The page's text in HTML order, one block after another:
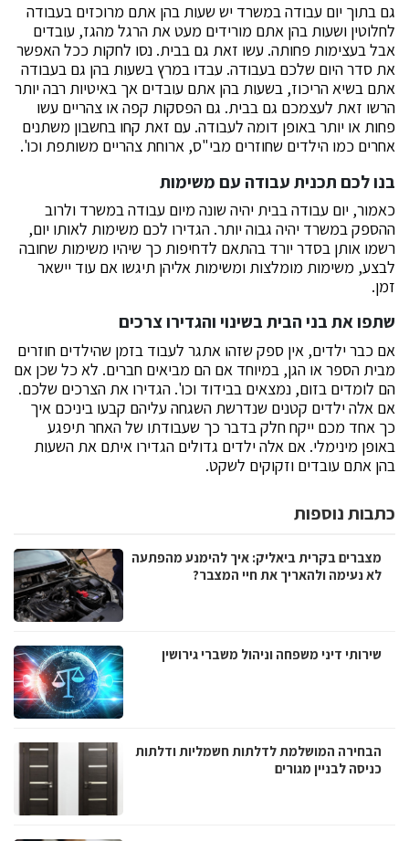
גם בתוך יום עבודה במשרד יש שעות בהן אתם מרוכזים בעבודה
לחלוטין ושעות בהן אתם מורידים מעט את הרגל מהגז, עובדים
אבל בעצימות פחותה. עשו זאת גם בבית. נסו לחקות ככל האפשר
את סדר היום שלכם בעבודה. עבדו במרץ בשעות בהן גם בעבודה
אתם בשיא הריכוז, בשעות בהן אתם עובדים אך באיטיות רבה יותר
הרשו זאת לעצמכם גם בבית. גם הפסקות קפה או צהריים עשו
פחות או יותר באופן דומה לעבודה. עם זאת קחו בחשבון משתנים
אחרים כמו הילדים שחוזרים מבי"ס, ארוחת צהריים משותפת וכו'.
בנו לכם תכנית עבודה עם משימות
כאמור, יום עבודה בבית יהיה שונה מיום עבודה במשרד ולרוב
ההספק במשרד יהיה גבוה יותר. הגדירו לכם משימות לאותו יום,
רשמו אותן בסדר יורד בהתאם לדחיפות כך שיהיו משימות שחובה
לבצע, משימות מומלצות ומשימות אליהן תיגשו אם עוד יישאר
זמן.
שתפו את בני הבית בשינוי והגדירו צרכים
אם כבר ילדים, אין ספק שזהו אתגר לעבוד בזמן שהילדים חוזרים
מבית הספר או הגן, במיוחד אם הם מביאים חברים. לא כל שכן אם
הם לומדים בזום, נמצאים בבידוד וכו'. הגדירו את הצרכים שלכם.
אם אלה ילדים קטנים שנדרשת השגחה עליהם קבעו ביניכם איך
כך אחד מכם ייקח חלק בדבר כך שעבודתו של האחר תיפגע
באופן מינימלי. אם אלה ילדים גדולים הגדירו איתם את השעות
בהן אתם עובדים וזקוקים לשקט.
כתבות נוספות
מצברים בקרית ביאליק: איך להימנע מהפתעה
לא נעימה ולהאריך את חיי המצבר?
שירותי דיני משפחה וניהול משברי גירושין
הבחירה המושלמת לדלתות חשמליות ודלתות
כניסה לבניין מגורים